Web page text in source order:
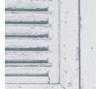
Литл Грин
Фасадные
Краска